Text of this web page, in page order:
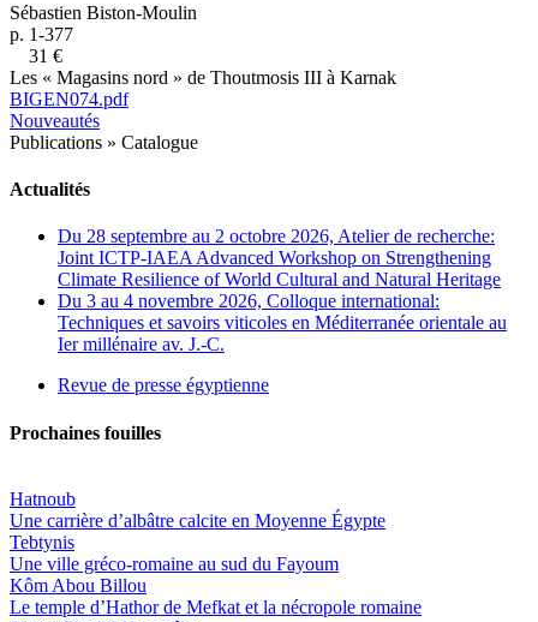
Sébastien Biston-Moulin
p. 1-377
31 €
Les « Magasins nord » de Thoutmosis III à Karnak
BIGEN074.pdf
Nouveautés
Publications » Catalogue
Actualités
Du 28 septembre au 2 octobre 2026, Atelier de recherche:
Joint ICTP-IAEA Advanced Workshop on Strengthening
Climate Resilience of World Cultural and Natural Heritage
Du 3 au 4 novembre 2026, Colloque international:
Techniques et savoirs viticoles en Méditerranée orientale au
Ier millénaire av. J.-C.
Revue de presse égyptienne
Prochaines fouilles
Hatnoub
Une carrière d’albâtre calcite en Moyenne Égypte
Tebtynis
Une ville gréco-romaine au sud du Fayoum
Kôm Abou Billou
Le temple d’Hathor de Mefkat et la nécropole romaine